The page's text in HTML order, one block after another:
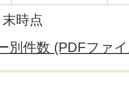
時点
別件数 (PDFファ